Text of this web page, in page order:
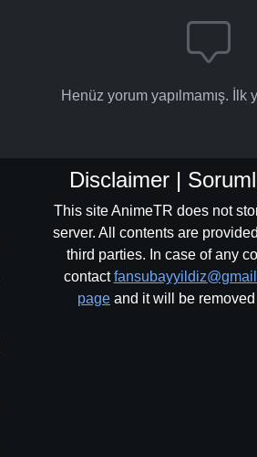
Henüz yorum yapılmamış. İlk
Disclaimer |
This site AnimeTR does not
server. All contents are
third parties. In case of any
contact
page and it will be